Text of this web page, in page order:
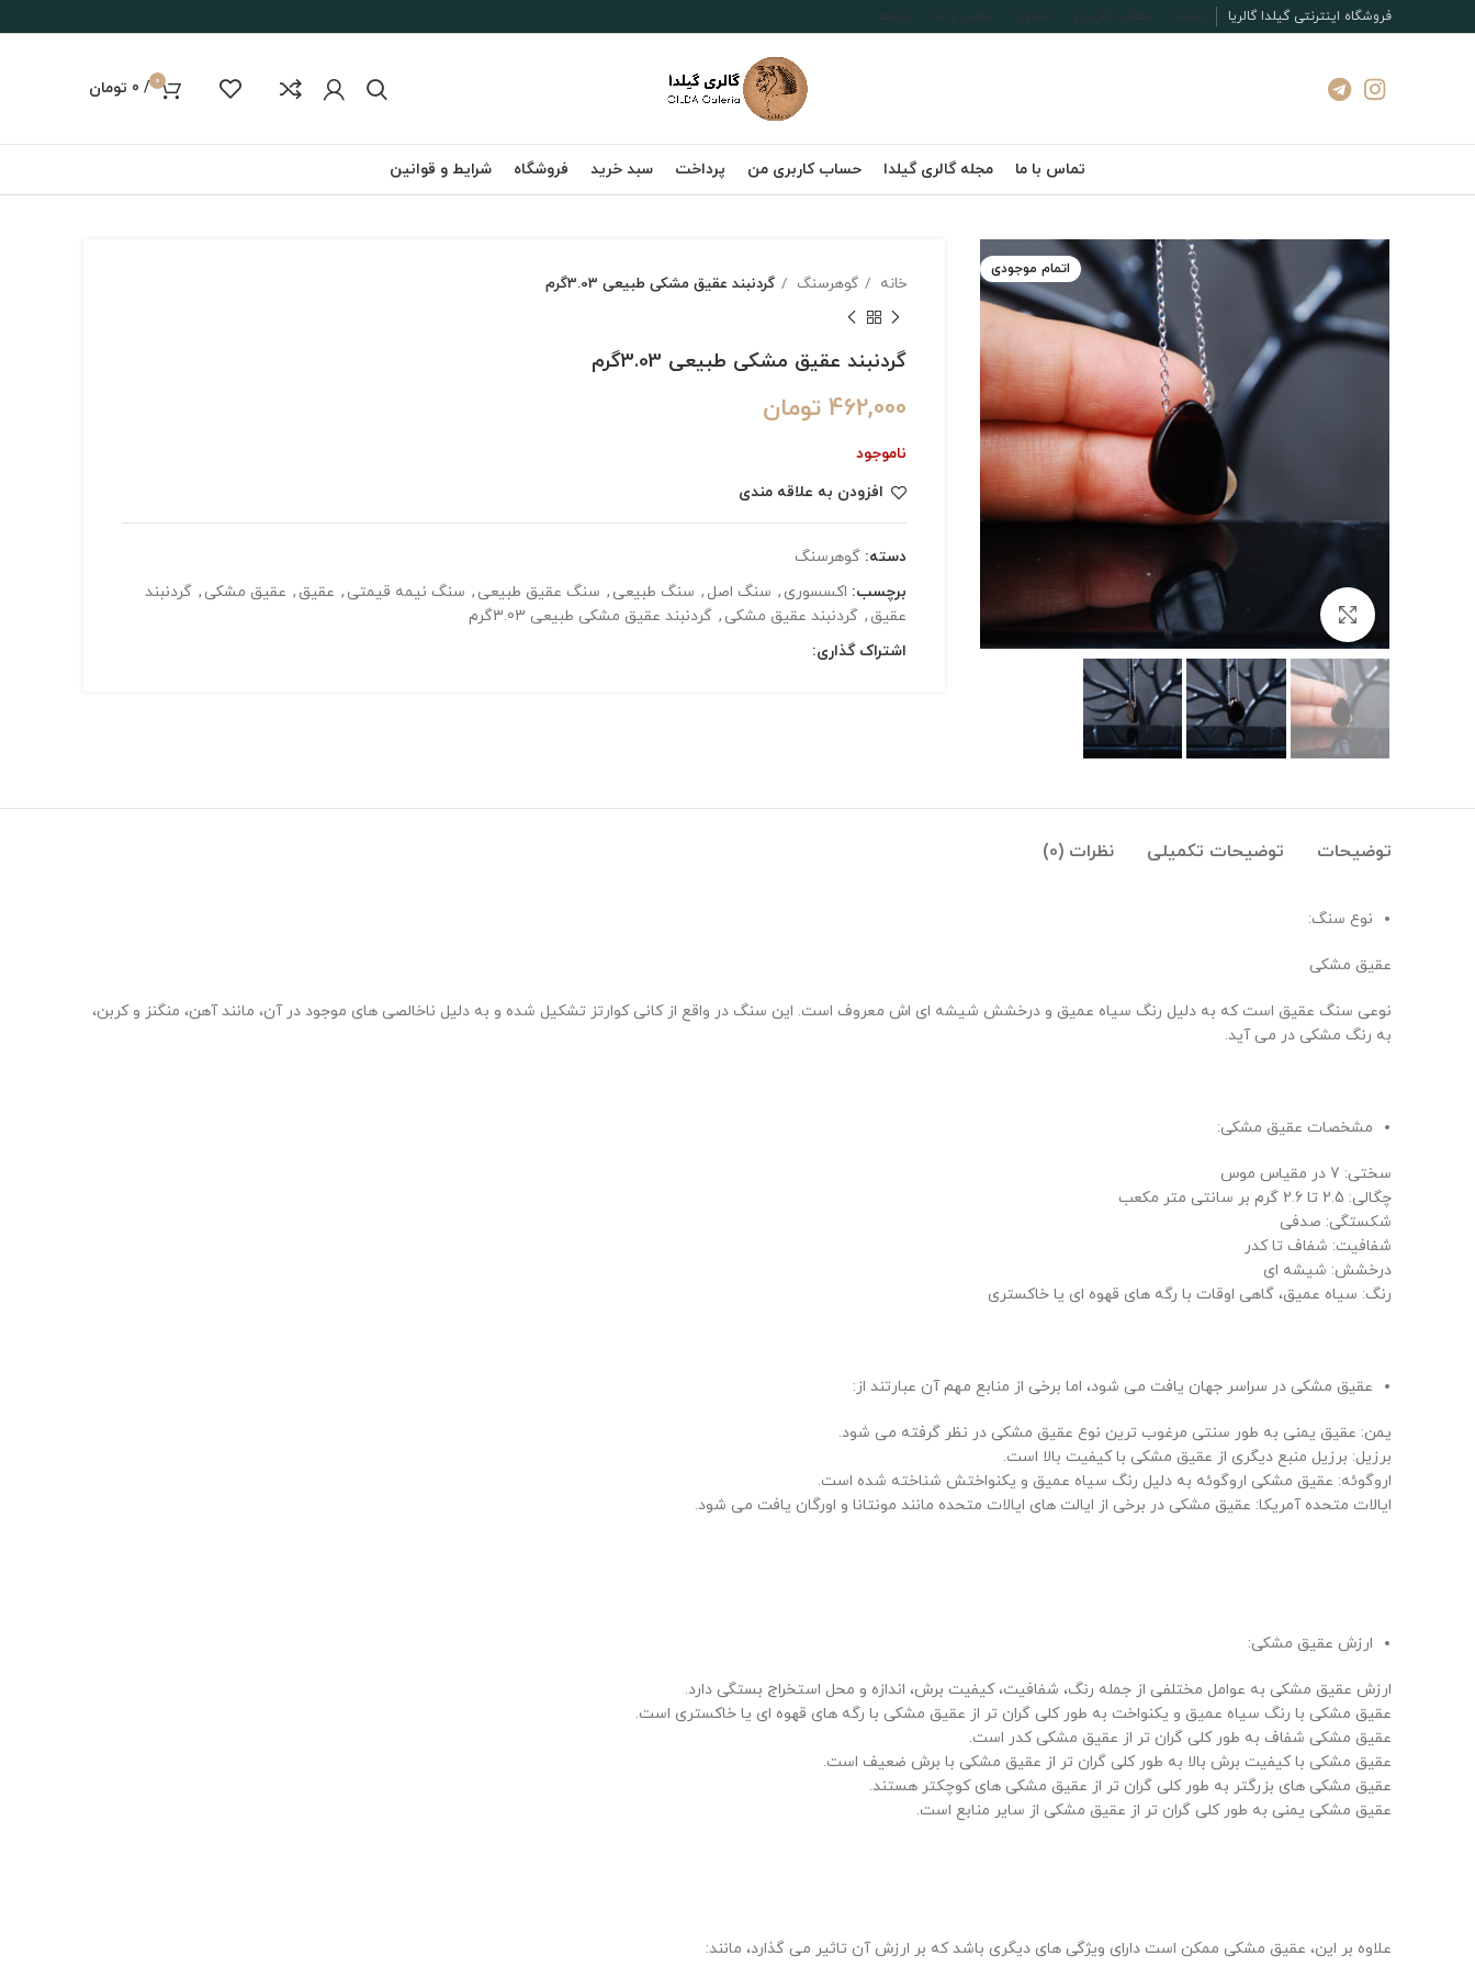
فروشگاه اینترنتی گیلدا گالریا مجله مطالب کاربران مشاوره تماس با ما برندها
0
/
0 تومان
تماس با ما مجله گالری گیلدا حساب کاربری من پرداخت سبد خرید فروشگاه شرایط و قوانین
اتمام موجودی
بزرگنمایی تصویر
خانه گوهرسنگ گردنبند عقیق مشکی طبیعی 3.03گرم
گردنبند عقیق مشکی طبیعی 3.03گرم
462,000 تومان
ناموجود
افزودن به علاقه مندی
دسته: گوهرسنگ
برچسب: اکسسوری , سنگ اصل , سنگ طبیعی , سنگ عقیق طبیعی , سنگ نیمه قیمتی , عقیق, عقیق مشکی , گردنبند
عقیق, گردنبند عقیق مشکی , گردنبند عقیق مشکی طبیعی 3.03گرم
اشتراک گذاری:
توضیحات توضیحات تکمیلی نظرات (0)
نوع سنگ:
عقیق مشکی
نوعی سنگ عقیق است که به دلیل رنگ سیاه عمیق و درخشش شیشه ای اش معروف است. این سنگ در واقع از کانی کوارتز تشکیل شده و به دلیل ناخالصی های موجود در آن، مانند آهن، منگنز و کربن،
به رنگ مشکی در می آید.
مشخصات عقیق مشکی:
سختی: 7 در مقیاس موس
چگالی: 2.5 تا 2.6 گرم بر سانتی متر مکعب
شکستگی: صدفی
شفافیت: شفاف تا کدر
درخشش: شیشه ای
رنگ: سیاه عمیق، گاهی اوقات با رگه های قهوه ای یا خاکستری
عقیق مشکی در سراسر جهان یافت می شود، اما برخی از منابع مهم آن عبارتند از:
یمن: عقیق یمنی به طور سنتی مرغوب ترین نوع عقیق مشکی در نظر گرفته می شود.
برزیل: برزیل منبع دیگری از عقیق مشکی با کیفیت بالا است.
اروگوئه: عقیق مشکی اروگوئه به دلیل رنگ سیاه عمیق و یکنواختش شناخته شده است.
ایالات متحده آمریکا: عقیق مشکی در برخی از ایالت های ایالات متحده مانند مونتانا و اورگان یافت می شود.
ارزش عقیق مشکی:
ارزش عقیق مشکی به عوامل مختلفی از جمله رنگ، شفافیت، کیفیت برش، اندازه و محل استخراج بستگی دارد.
عقیق مشکی با رنگ سیاه عمیق و یکنواخت به طور کلی گران تر از عقیق مشکی با رگه های قهوه ای یا خاکستری است.
عقیق مشکی شفاف به طور کلی گران تر از عقیق مشکی کدر است.
عقیق مشکی با کیفیت برش بالا به طور کلی گران تر از عقیق مشکی با برش ضعیف است.
عقیق مشکی های بزرگتر به طور کلی گران تر از عقیق مشکی های کوچکتر هستند.
عقیق مشکی یمنی به طور کلی گران تر از عقیق مشکی از سایر منابع است.
علاوه بر این، عقیق مشکی ممکن است دارای ویژگی های دیگری باشد که بر ارزش آن تاثیر می گذارد، مانند: